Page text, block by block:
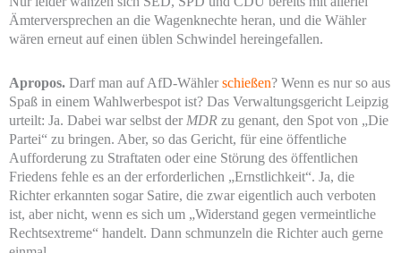
Ämterversprechen an die Wagenknechte heran, und die Wähler
wären erneut auf einen üblen Schwindel hereingefallen.
Apropos. Darf man auf AfD-Wähler schießen? Wenn es nur so aus
Spaß in einem Wahlwerbespot ist? Das Verwaltungsgericht Leipzig
urteilt: Ja. Dabei war selbst der MDR zu genant, den Spot von „Die
Partei“ zu bringen. Aber, so das Gericht, für eine öffentliche
Aufforderung zu Straftaten oder eine Störung des öffentlichen
Friedens fehle es an der erforderlichen „Ernstlichkeit“. Ja, die
Richter erkannten sogar Satire, die zwar eigentlich auch verboten
ist, aber nicht, wenn es sich um „Widerstand gegen vermeintliche
Rechtsextreme“ handelt. Dann schmunzeln die Richter auch gerne